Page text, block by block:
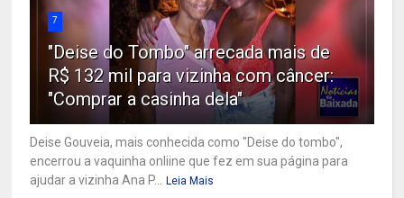
7
"Deise do Tombo" arrecada mais de
R$ 132 mil para vizinha com câncer:
"Comprar a casinha dela"
Deise Gouveia, mais conhecida como "Deise do tombo",
encerrou a vaquinha onliine que fez em sua página para
ajudar a vizinha Ana P...
Leia Mais